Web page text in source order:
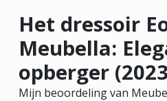
Het dressoir
Meubella:
opberger
Mijn beoordeling van